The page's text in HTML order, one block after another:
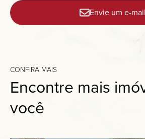
Envie um e-mail
CONFIRA MAIS
Encontre mais
você